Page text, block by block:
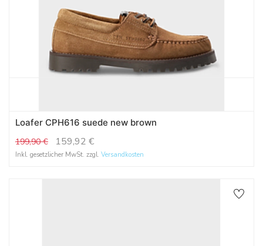
Loafer CPH616 suede new brown
199,90€ 159,92 €
Inkl. gesetzlicher MwSt. zzgl. Versandkosten